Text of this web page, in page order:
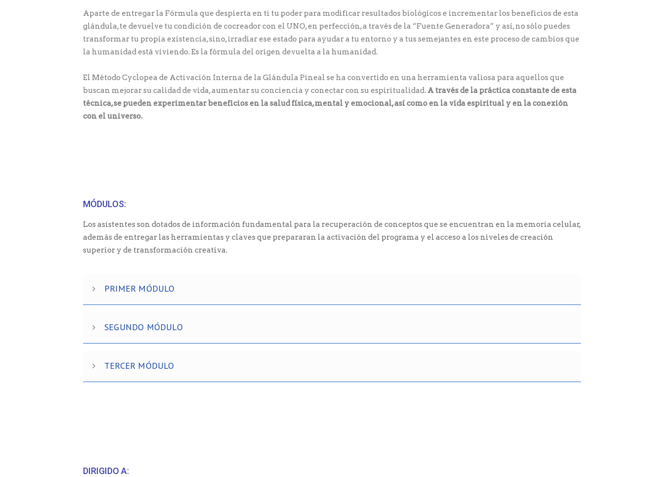
Aparte de entregar la Fórmula que despierta en ti tu poder para modificar resultados biológicos e incrementar los beneficios de esta
glándula, te devuelve tu condición de cocreador con el UNO, en perfección, a través de la “Fuente Generadora” y así, no sólo puedes
transformar tu propia existencia, sino, irradiar ese estado para ayudar a tu entorno y a tus semejantes en este proceso de cambios que
la humanidad está viviendo. Es la fórmula del origen devuelta a la humanidad.
El Método Cyclopea de Activación Interna de la Glándula Pineal se ha convertido en una herramienta valiosa para aquellos que
buscan mejorar su calidad de vida, aumentar su conciencia y conectar con su espiritualidad. A través de la práctica constante de esta
técnica, se pueden experimentar beneficios en la salud física, mental y emocional, así como en la vida espiritual y en la conexión
con el universo.
MÓDULOS:
Los asistentes son dotados de información fundamental para la recuperación de conceptos que se encuentran en la memoria celular,
además de entregar las herramientas y claves que prepararan la activación del programa y el acceso a los niveles de creación
superior y de transformación creativa.
PRIMER MÓDULO
SEGUNDO MÓDULO
TERCER MÓDULO
DIRIGIDO A: